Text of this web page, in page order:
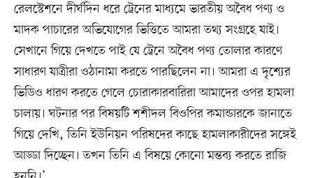
রেলস্টেশনে দীর্ঘদিন ধরে ট্রেনের মাধ্যমে ভারতীয় অবৈধ পণ্য ও
মাদক পাচারের অভিযোগের ভিত্তিতে আমরা তথ্য সংগ্রহে যাই।
সেখানে গিয়ে দেখতে পাই যে ট্রেনে অবৈধ পণ্য তোলার কারণে
সাধারণ যাত্রীরা ওঠানামা করতে পারছিলেন না। আমরা এ দৃশ্যের
ভিডিও ধারণ করতে গেলে চোরাকারবারিরা আমাদের ওপর হামলা
চালায়। ঘটনার পর বিষয়টি শশীদল বিওপির কমান্ডারকে জানাতে
গিয়ে দেখি, তিনি ইউনিয়ন পরিষদের কাছে হামলাকারীদের সঙ্গেই
আড্ডা দিচ্ছেন। তখন তিনি এ বিষয়ে কোনো মন্তব্য করতে রাজি